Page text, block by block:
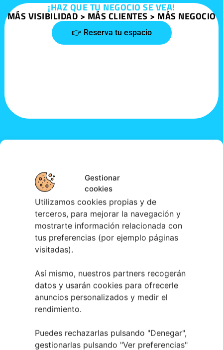
Gestionar
cookies
Utilizamos cookies propias y de
terceros, para mejorar la navegación y
mostrarte información relacionada con
tus preferencias (por ejemplo páginas
visitadas).
Así mismo, nuestros partners recogerán
datos y usarán cookies para ofrecerle
anuncios personalizados y medir el
rendimiento.
Puedes rechazarlas pulsando "Denegar",
gestionarlas pulsando "Ver preferencias"
¡HAZ QUE TU NEGOCIO SE VEA!
MÁS VISIBILIDAD > MÁS CLIENTES > MÁS NEGOCIO
👉 Reserva tu espacio